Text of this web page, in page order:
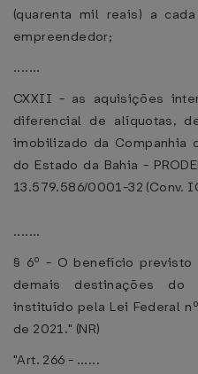
(quarenta mil reais) a
empreendedor;
.......
CXXII - as aquisições
diferencial de alíquotas,
imobilizado da Companhia
do Estado da Bahia -
13.579.586/0001-32 (Conv.
.......
§ 6º - O benefício
demais destinações do
instituído pela Lei Federal
de 2021." (NR)
"Art. 266 - ......